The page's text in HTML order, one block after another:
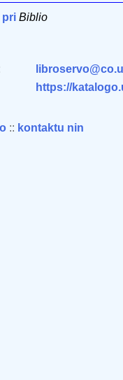
pri Biblio
https://
:: kontaktu nin